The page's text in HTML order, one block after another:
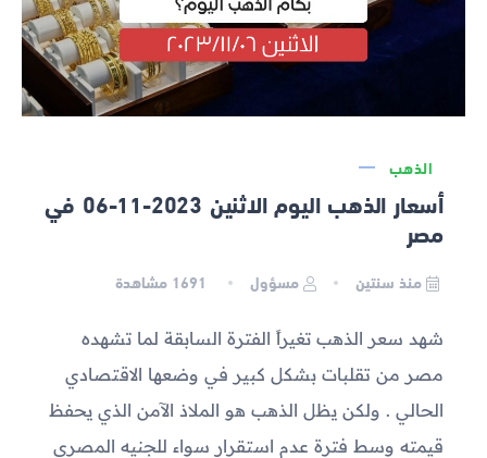
الذهب
أسعار الذهب اليوم الاثنين 2023-11-06 في
مصر
منذ سنتين مسؤول مشاهدة
شهد سعر الذهب تغيراً الفترة السابقة لما تشهده
مصر من تقلبات بشكل كبير في وضعها الاقتصادي
الحالي . ولكن يظل الذهب هو الملاذ الآمن الذي يحفظ
قيمته وسط فترة عدم استقرار سواء للجنيه المصري